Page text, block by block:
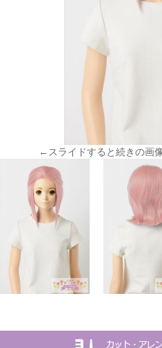
←スライドすると続きの画